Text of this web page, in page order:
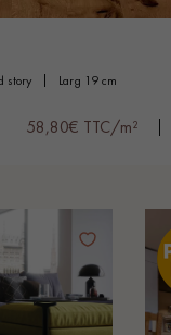
story larg 19 cm
58,80€ TTC/m²